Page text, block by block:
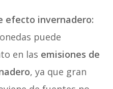
efecto invernadero:
puede
en las emisiones de
, ya que gran